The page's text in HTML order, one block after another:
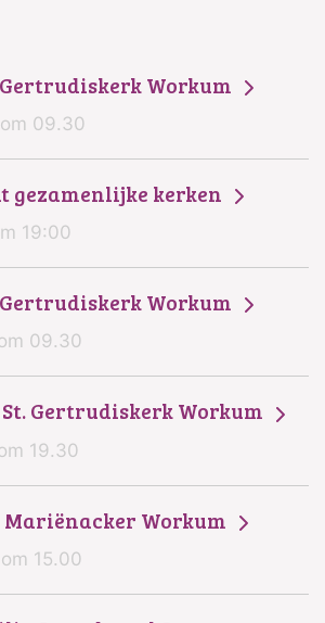
Workum
09.30
gezamenlijke kerken
19:00
Workum
09.30
Gertrudiskerk Workum
19.30
Workum
15.00